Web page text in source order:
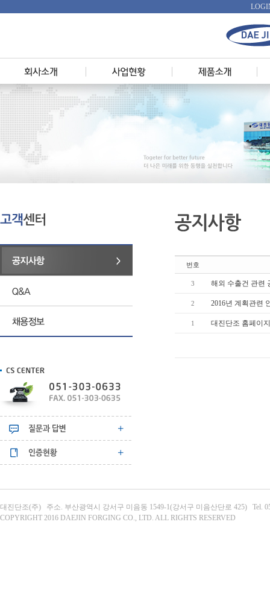
번호
3 해외 수출건 관련
2 2016년 계획관련
1 대진단조 홈페이
대진단조(주) 주소. 부산광역시 강서구 미음동 1549-1(강서구 미음산단로 425) Tel.
COPYRIGHT 2016 DAEJIN FORGING CO., LTD. ALL RIGHTS RESERVED